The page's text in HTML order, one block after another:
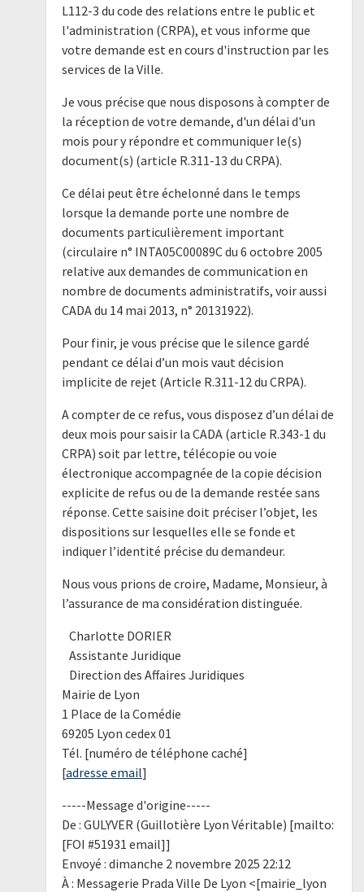
L112-3 du code des relations entre le public et
l'administration (CRPA), et vous informe que
votre demande est en cours d'instruction par les
services de la Ville.
Je vous précise que nous disposons à compter de
la réception de votre demande, d'un délai d'un
mois pour y répondre et communiquer le(s)
document(s) (article R.311-13 du CRPA).
Ce délai peut être échelonné dans le temps
lorsque la demande porte une nombre de
documents particulièrement important
(circulaire n° INTA05C00089C du 6 octobre 2005
relative aux demandes de communication en
nombre de documents administratifs, voir aussi
CADA du 14 mai 2013, n° 20131922).
Pour finir, je vous précise que le silence gardé
pendant ce délai d’un mois vaut décision
implicite de rejet (Article R.311-12 du CRPA).
A compter de ce refus, vous disposez d’un délai de
deux mois pour saisir la CADA (article R.343-1 du
CRPA) soit par lettre, télécopie ou voie
électronique accompagnée de la copie décision
explicite de refus ou de la demande restée sans
réponse. Cette saisine doit préciser l’objet, les
dispositions sur lesquelles elle se fonde et
indiquer l’identité précise du demandeur.
Nous vous prions de croire, Madame, Monsieur, à
l’assurance de ma considération distinguée.
Charlotte DORIER
Assistante Juridique
Direction des Affaires Juridiques
Mairie de Lyon
1 Place de la Comédie
69205 Lyon cedex 01
Tél. [numéro de téléphone caché]
[adresse email]
-----Message d'origine-----
De : GULYVER (Guillotière Lyon Véritable) [mailto:
[FOI #51931 email]]
Envoyé : dimanche 2 novembre 2025 22:12
À : Messagerie Prada Ville De Lyon <[mairie_lyon